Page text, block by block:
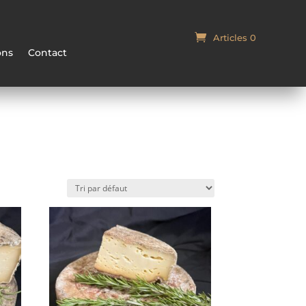
Contact
Articles 0